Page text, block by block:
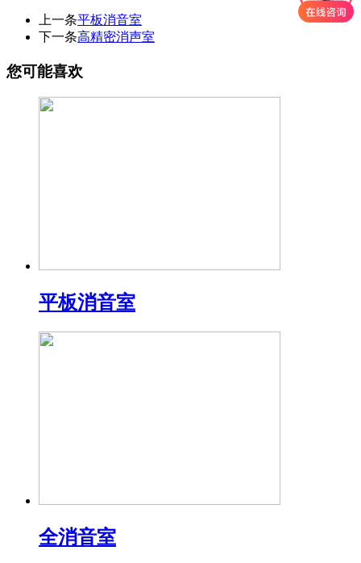
上一条平板消音室
下一条高精密消声室
您可能喜欢
平板消音室
全消音室